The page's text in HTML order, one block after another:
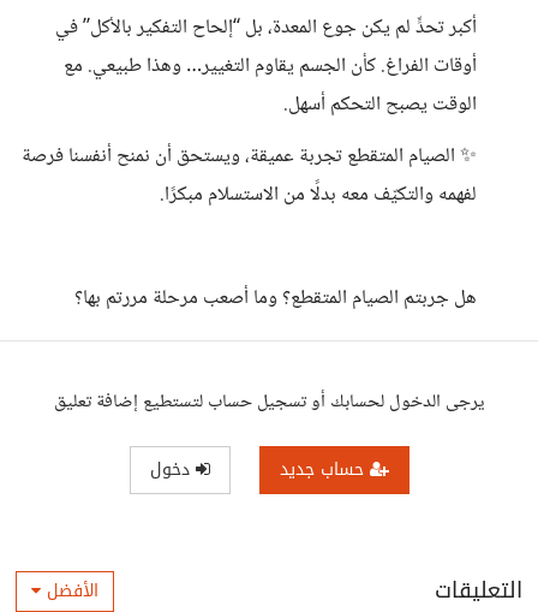
أكبر تحدٍّ لم يكن جوع المعدة، بل “إلحاح التفكير بالأكل” في
أوقات الفراغ. كأن الجسم يقاوم التغيير… وهذا طبيعي. مع
الوقت يصبح التحكم أسهل.
✨ الصيام المتقطع تجربة عميقة، ويستحق أن نمنح أنفسنا فرصة
لفهمه والتكيّف معه بدلًا من الاستسلام مبكرًا.
هل جربتم الصيام المتقطع؟ وما أصعب مرحلة مررتم بها؟
يرجى الدخول لحسابك أو تسجيل حساب لتستطيع إضافة تعليق
حساب جديد دخول
التعليقات الأفضل